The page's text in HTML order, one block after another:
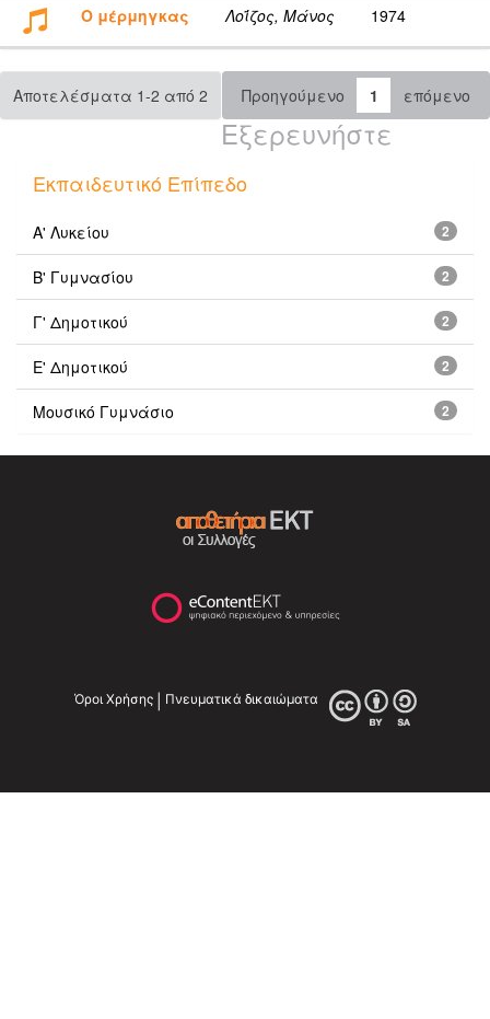
Ο μέρμηγκας Λοΐζος, Μάνος 1974
Αποτελέσματα 1-2 από 2 Προηγούμενο 1 επόμενο
Εξερευνήστε
Εκπαιδευτικό Επίπεδο
2
Α' Λυκείου
2
Β' Γυμνασίου
2
Γ' Δημοτικού
2
Ε' Δημοτικού
2
Μουσικό Γυμνάσιο